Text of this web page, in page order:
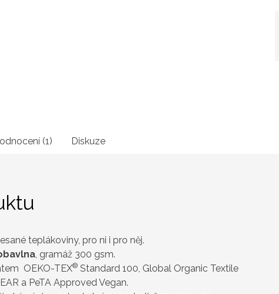
(1) Diskuze
teplákoviny, pro ni i pro něj.
, gramáž 300 gsm.
OEKO-TEX® Standard 100, Global Organic Textile
a PeTA Approved Vegan.